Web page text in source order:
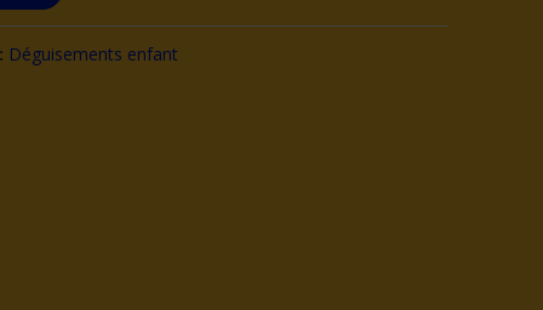
Déguisements enfant